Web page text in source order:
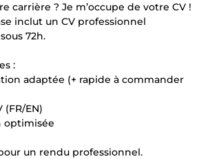
carrière ? Je m’occupe de votre CV !
inclut un CV professionnel
72h.
:
adaptée (+ rapide à commander
(FR/EN)
optimisée
un rendu professionnel.